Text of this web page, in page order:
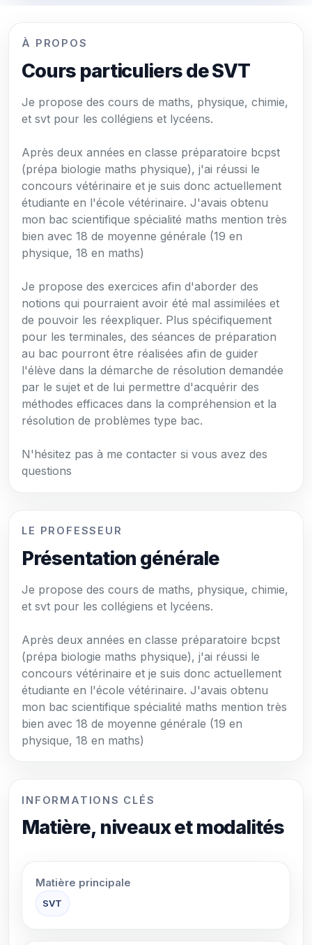
À PROPOS
Cours particuliers de SVT
Je propose des cours de maths, physique, chimie,
et svt pour les collégiens et lycéens.
Après deux années en classe préparatoire bcpst
(prépa biologie maths physique), j'ai réussi le
concours vétérinaire et je suis donc actuellement
étudiante en l'école vétérinaire. J'avais obtenu
mon bac scientifique spécialité maths mention très
bien avec 18 de moyenne générale (19 en
physique, 18 en maths)
Je propose des exercices afin d'aborder des
notions qui pourraient avoir été mal assimilées et
de pouvoir les réexpliquer. Plus spécifiquement
pour les terminales, des séances de préparation
au bac pourront être réalisées afin de guider
l'élève dans la démarche de résolution demandée
par le sujet et de lui permettre d'acquérir des
méthodes efficaces dans la compréhension et la
résolution de problèmes type bac.
N'hésitez pas à me contacter si vous avez des
questions
LE PROFESSEUR
Présentation générale
Je propose des cours de maths, physique, chimie,
et svt pour les collégiens et lycéens.
Après deux années en classe préparatoire bcpst
(prépa biologie maths physique), j'ai réussi le
concours vétérinaire et je suis donc actuellement
étudiante en l'école vétérinaire. J'avais obtenu
mon bac scientifique spécialité maths mention très
bien avec 18 de moyenne générale (19 en
physique, 18 en maths)
INFORMATIONS CLÉS
Matière, niveaux et modalités
Matière principale
SVT